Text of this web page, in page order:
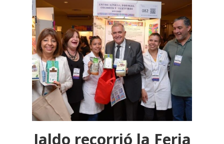
Jaldo recorrió la Feria